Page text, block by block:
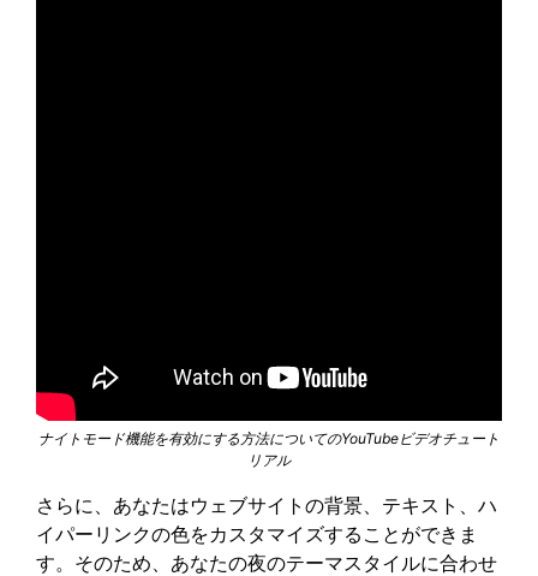
ナイトモード機能を有効にする方法についてのYouTubeビデオチュート
リアル
さらに、あなたはウェブサイトの背景、テキスト、ハ
イパーリンクの色をカスタマイズすることができま
す。そのため、あなたの夜のテーマスタイルに合わせ